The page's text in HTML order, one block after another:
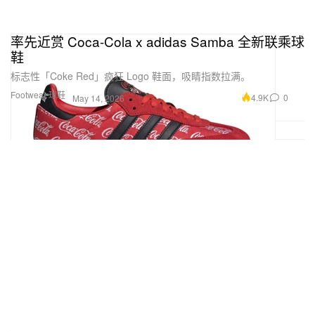
Footwear 球鞋
率先近赏 Coca-Cola x adidas Samba 全新联乘球
鞋
标志性「Coke Red」疯狂 Logo 鞋面，吸睛指数拉满。
May 14, 2026 4.9K 0